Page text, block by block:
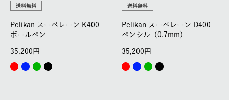
送料無料
Pelikan スーベレーン K400
ボールペン
35,200
送料無料
Pelikan スーベレーン D400
ペンシル（0.7mm）
35,200